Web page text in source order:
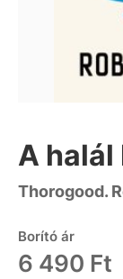
A
Thorogood.
Borító ár
6 490 Ft